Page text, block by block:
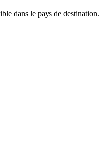
dans le pays de destination.